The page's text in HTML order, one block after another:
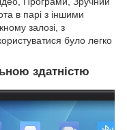
в парі з іншими
залозі, з
було легко
здатністю